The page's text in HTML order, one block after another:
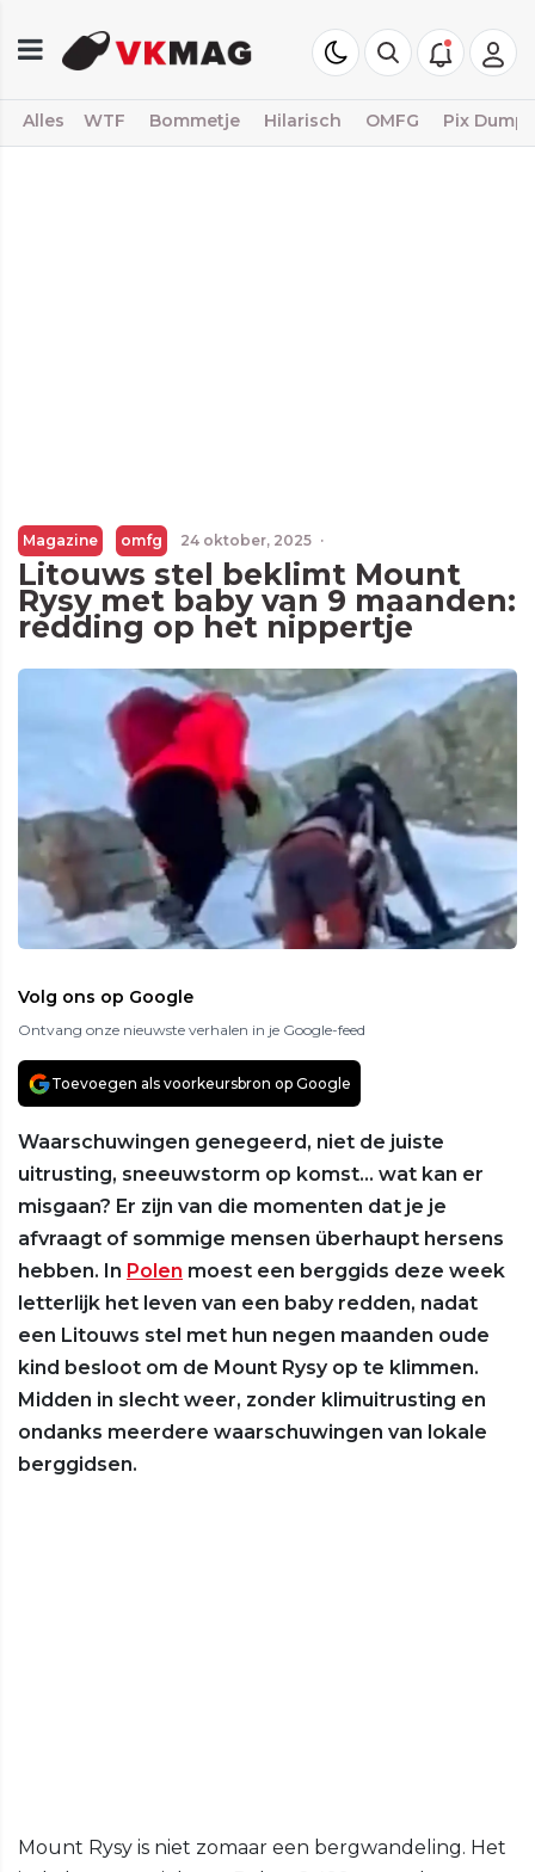
Alles WTF Bommetje Hilarisch OMFG Pix Dump
Magazine omfg 24 oktober, 2025 ·
Litouws stel beklimt Mount
Rysy met baby van 9 maanden:
redding op het nippertje
Volg ons op Google
Ontvang onze nieuwste verhalen in je Google-feed
Toevoegen als voorkeursbron op Google
Waarschuwingen genegeerd, niet de juiste
uitrusting, sneeuwstorm op komst… wat kan er
misgaan? Er zijn van die momenten dat je je
afvraagt of sommige mensen überhaupt hersens
hebben. In Polen moest een berggids deze week
letterlijk het leven van een baby redden, nadat
een Litouws stel met hun negen maanden oude
kind besloot om de Mount Rysy op te klimmen.
Midden in slecht weer, zonder klimuitrusting en
ondanks meerdere waarschuwingen van lokale
berggidsen.
Mount Rysy is niet zomaar een bergwandeling. Het